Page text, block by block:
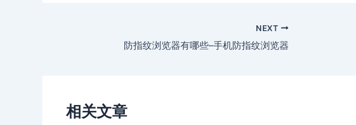
NEXT
防指纹浏览器有哪些–手机防指纹浏览器
相关文章